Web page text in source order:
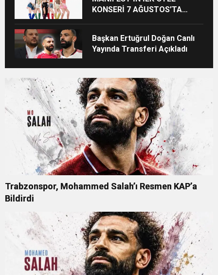
KONSERİ 7 AĞUSTOS’TA
Başkan Ertuğrul Doğan Canlı
Yayında Transferi Açıkladı
Trabzonspor, Mohammed Salah’ı Resmen KAP’a
Bildirdi